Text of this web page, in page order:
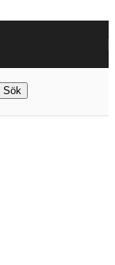
Sök